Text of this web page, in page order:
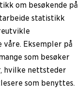
om besøkende på
statistikk
Eksempler på
som besøker
hvilke nettsteder
som benyttes.